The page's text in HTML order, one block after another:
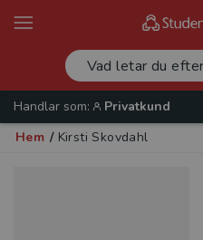
Handlar som:
Privatkund
Hem / Kirsti Skovdahl